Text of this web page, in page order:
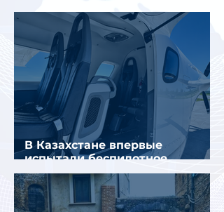
пассажирами вещи
В Казахстане впервые
испытали беспилотное
аэротакси с пассажирами